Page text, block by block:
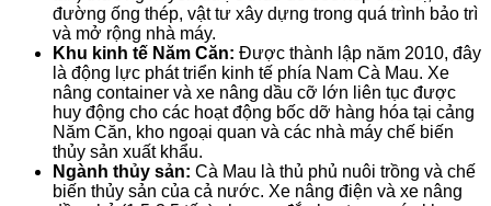
đường ống thép, vật tư xây dựng trong quá trình bảo trì
và mở rộng nhà máy.
Khu kinh tế Năm Căn: Được thành lập năm 2010, đây
là động lực phát triển kinh tế phía Nam Cà Mau. Xe
nâng container và xe nâng dầu cỡ lớn liên tục được
huy động cho các hoạt động bốc dỡ hàng hóa tại cảng
Năm Căn, kho ngoại quan và các nhà máy chế biến
thủy sản xuất khẩu.
Ngành thủy sản: Cà Mau là thủ phủ nuôi trồng và chế
biến thủy sản của cả nước. Xe nâng điện và xe nâng